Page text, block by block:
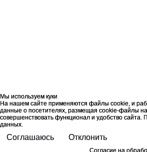
Мы используем куки
На нашем сайте применяются файлы cookie, и
данные о посетителях, размещая cookie-файлы на
совершенствовать функционал и удобство
данных.
Соглашаюсь Отклонить
Согласие на
Мы используем куки
На нашем сайте применяются файлы cookie, и
данные о посетителях, размещая cookie-файлы на
совершенствовать функционал и удобство
данных.
Соглашаюсь Отклонить
Согласие на